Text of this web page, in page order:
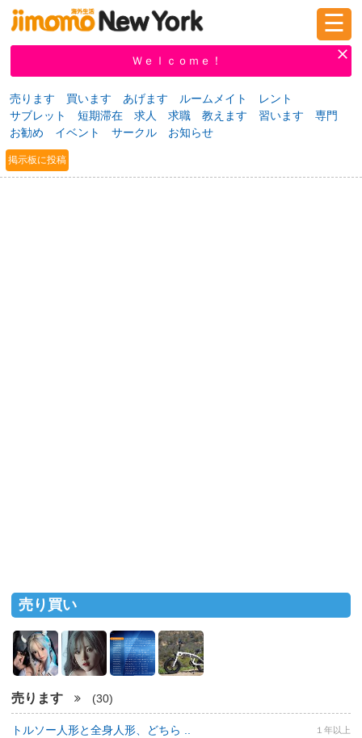
新規登録
掲示板 教えて！
☰
Ｗｅｌｃｏｍｅ！
売ります 買います あげます ルームメイト
レント
サブレット
短期滞在 求人 求職 教えます 習います
専門
お勧め
イベント サークル お知らせ
掲示板に投稿
売り買い
売ります (30)
トルソー人形と全身人形、どちら .. １年以上